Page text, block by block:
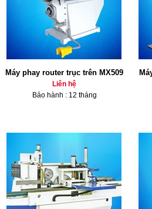
Máy phay router trục trên MX509
Liên hệ
Bảo hành : 12 tháng